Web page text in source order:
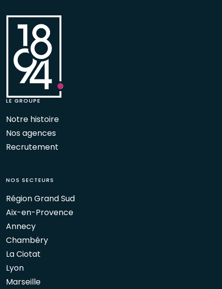
LE GROUPE
Notre histoire
Nos agences
Recrutement
NOS SECTEURS
Région Grand Sud
Aix-en-Provence
Annecy
Chambéry
La Ciotat
Lyon
Marseille